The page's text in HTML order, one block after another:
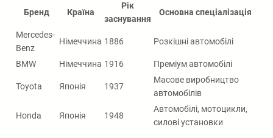
Бренд Країна
Рік
заснування
Основна спеціалізація
Mercedes-
Benz
Німеччина 1886 Розкішні автомобілі
BMW Німеччина 1916 Преміум автомобілі
Toyota Японія 1937
Масове виробництво
автомобілів
Honda Японія 1948
Автомобілі, мотоцикли,
силові установки